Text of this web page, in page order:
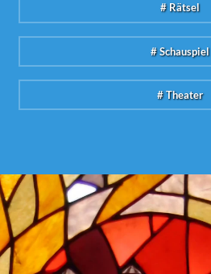
# Rätsel
# Schauspiel
# Theater